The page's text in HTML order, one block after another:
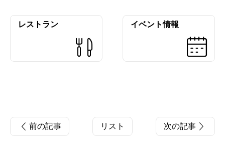
レストラン イベント情報
前の記事 リスト 次の記事